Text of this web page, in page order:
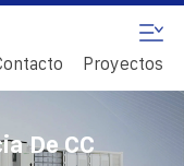
Proyectos
De CC